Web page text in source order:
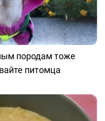
породам тоже
питомца